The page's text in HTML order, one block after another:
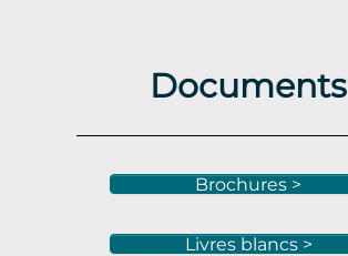
Documents
Brochures >
Livres blancs >